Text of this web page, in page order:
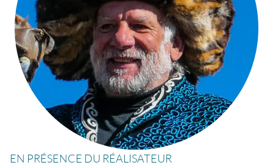
EN PRÉSENCE DU RÉALISATEUR